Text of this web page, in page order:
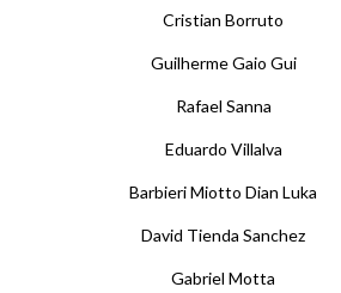
Cristian Borruto
Guilherme Gaio Gui
Rafael Sanna
Eduardo Villalva
Barbieri Miotto Dian Luka
David Tienda Sanchez
Gabriel Motta